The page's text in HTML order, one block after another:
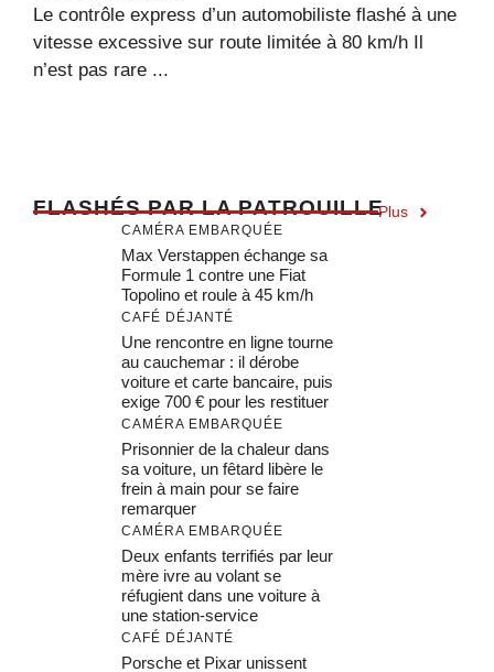
Le contrôle express d’un automobiliste flashé à une
vitesse excessive sur route limitée à 80 km/h Il
n’est pas rare ...
FLASHÉS PAR LA PATROUILLEPlus
CAMÉRA EMBARQUÉE
Max Verstappen échange sa
Formule 1 contre une Fiat
Topolino et roule à 45 km/h
CAFÉ DÉJANTÉ
Une rencontre en ligne tourne
au cauchemar : il dérobe
voiture et carte bancaire, puis
exige 700 € pour les restituer
CAMÉRA EMBARQUÉE
Prisonnier de la chaleur dans
sa voiture, un fêtard libère le
frein à main pour se faire
remarquer
CAMÉRA EMBARQUÉE
Deux enfants terrifiés par leur
mère ivre au volant se
réfugient dans une voiture à
une station-service
CAFÉ DÉJANTÉ
Porsche et Pixar unissent